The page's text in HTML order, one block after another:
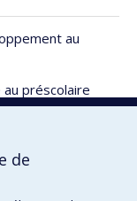
au
préscolaire
de